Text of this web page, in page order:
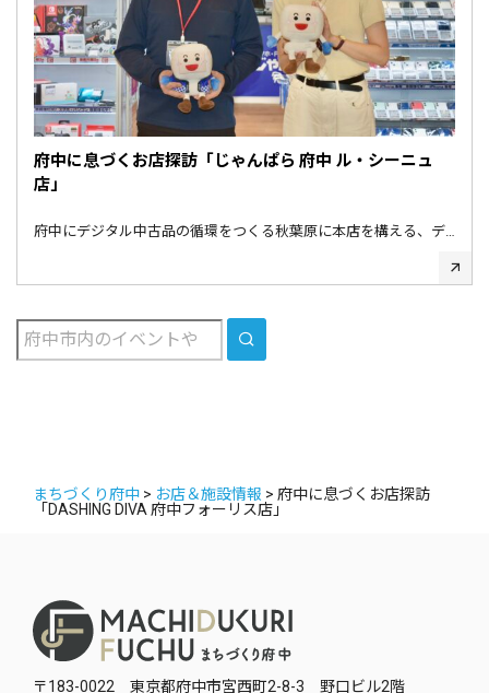
府中に息づくお店探訪「じゃんぱら 府中 ル・シーニュ
店」
府中にデジタル中古品の循環をつくる秋葉原に本店を構える、デ…
SEARCH
まちづくり府中 > お店＆施設情報 > 府中に息づくお店探訪
「DASHING DIVA 府中フォーリス店」
〒183-0022 東京都府中市宮西町2-8-3 野口ビル2階